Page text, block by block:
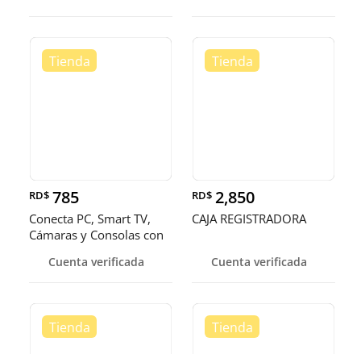
RD$ 785
Conecta PC, Smart TV,
Cámaras y Consolas con
Cuenta verificada
RD$ 2,850
CAJA REGISTRADORA
Cuenta verificada